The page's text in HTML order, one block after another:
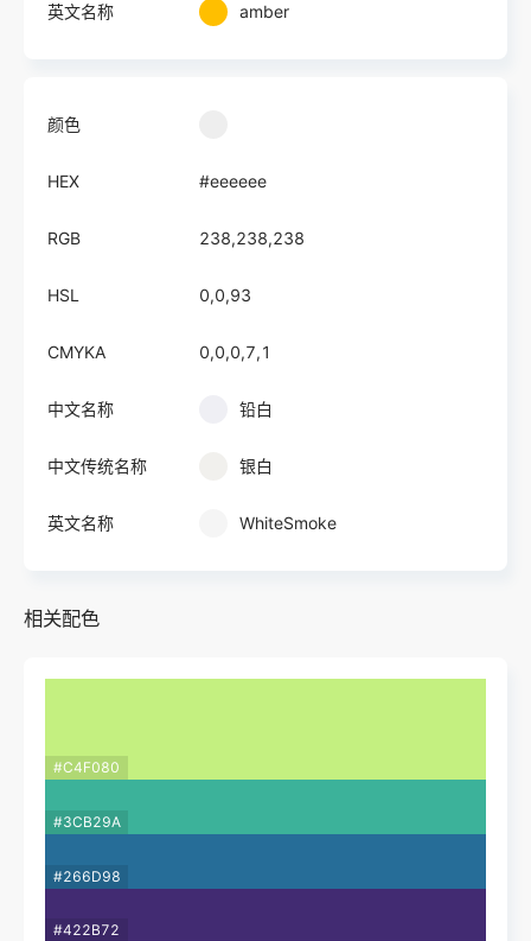
英文名称 amber
颜色
HEX #eeeeee
RGB 238,238,238
HSL 0,0,93
CMYKA 0,0,0,7,1
中文名称 铅白
中文传统名称 银白
英文名称 WhiteSmoke
相关配色
#C4F080
#3CB29A
#266D98
#422B72